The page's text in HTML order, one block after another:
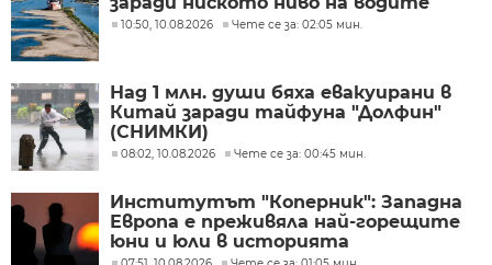
10:50, 10.08.2026 Чете се за: 02:05 мин.
Над 1 млн. души бяха евакуирани в
Китай заради тайфуна "Долфин"
(СНИМКИ)
08:02, 10.08.2026 Чете се за: 00:45 мин.
Институтът "Коперник": Западна
Европа е преживяла най-горещите
юни и юли в историята